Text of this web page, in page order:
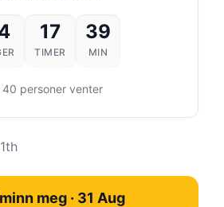
17
TIMER
39
MIN
40 personer venter
meg · 31 Aug